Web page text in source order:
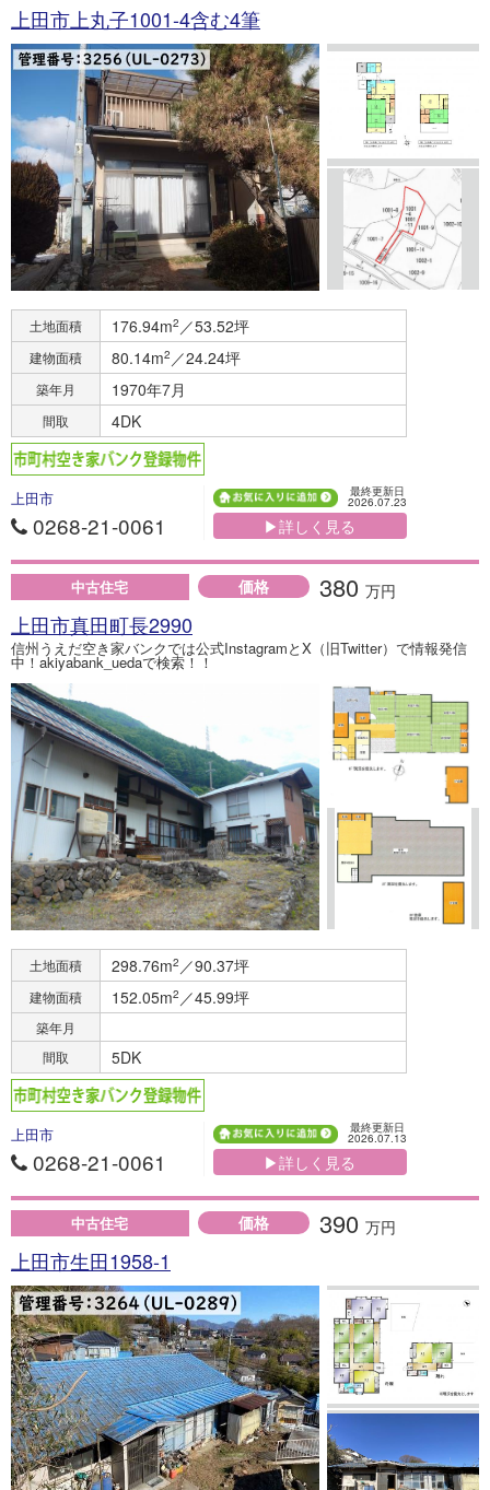
上田市上丸子1001-4含む4筆
土地面積 176.94m2 ／53.52坪
建物面積 80.14m2 ／24.24坪
築年月 1970年7月
間取 4DK
上田市
0268-21-0061
最終更新日
2026.07.23
▶詳しく見る
中古住宅 価格 380 万円
上田市真田町長2990
信州うえだ空き家バンクでは公式InstagramとX（旧Twitter）で情報発信
中！akiyabank_uedaで検索！！
土地面積 298.76m2 ／90.37坪
建物面積 152.05m2 ／45.99坪
築年月
間取
5DK
上田市
0268-21-0061
最終更新日
2026.07.13
▶詳しく見る
中古住宅 価格 390 万円
上田市生田1958-1